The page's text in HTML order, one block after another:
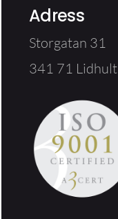
Adress
Storgatan 31
341 71 Lidhult